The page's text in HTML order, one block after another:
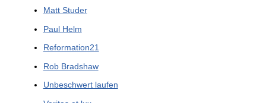
Matt Studer
Paul Helm
Reformation21
Rob Bradshaw
Unbeschwert laufen